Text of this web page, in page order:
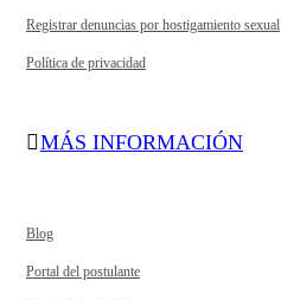
Registrar denuncias por hostigamiento sexual
Política de privacidad
MÁS INFORMACIÓN
Blog
Portal del postulante